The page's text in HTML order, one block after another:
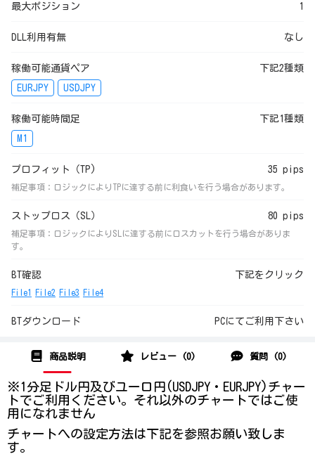
最大ポジション 1
DLL利用有無 なし
稼働可能通貨ペア
下記2種類
EURJPY
USDJPY
稼働可能時間足
下記1種類
M1
プロフィット（TP) 35 pips
補足事項：ロジックによりTPに達する前に利食いを行う場合があります。
ストップロス（SL） 80 pips
補足事項：ロジックによりSLに達する前にロスカットを行う場合がありま
す。
BT確認 下記をクリック
File1 File2 File3 File4
BTダウンロード PCにてご利用下さい
商品説明 レビュー (0) 質問 (0)
※1分足ドル円及びユーロ円(USDJPY・EURJPY)チャー
トでご利用ください。それ以外のチャートではご使
用になれません
チャートへの設定方法は下記を参照お願い致しま
す。